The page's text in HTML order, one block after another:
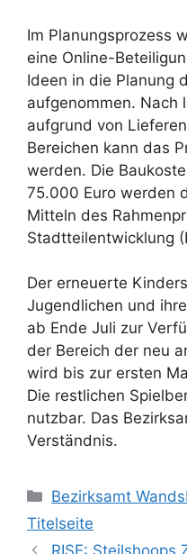
Im Planungsprozess
eine Online-
Ideen in die Planung
aufgenommen. Nach
aufgrund von
Bereichen kann das
werden. Die
75.000 Euro werden
Mitteln des
Stadtteilentwicklung
Der erneuerte
Jugendlichen und
ab Ende Juli zur
der Bereich der neu
wird bis zur ersten
Die restlichen
nutzbar. Das
Verständnis.
Kategorien
Bezirksamt
Titelseite